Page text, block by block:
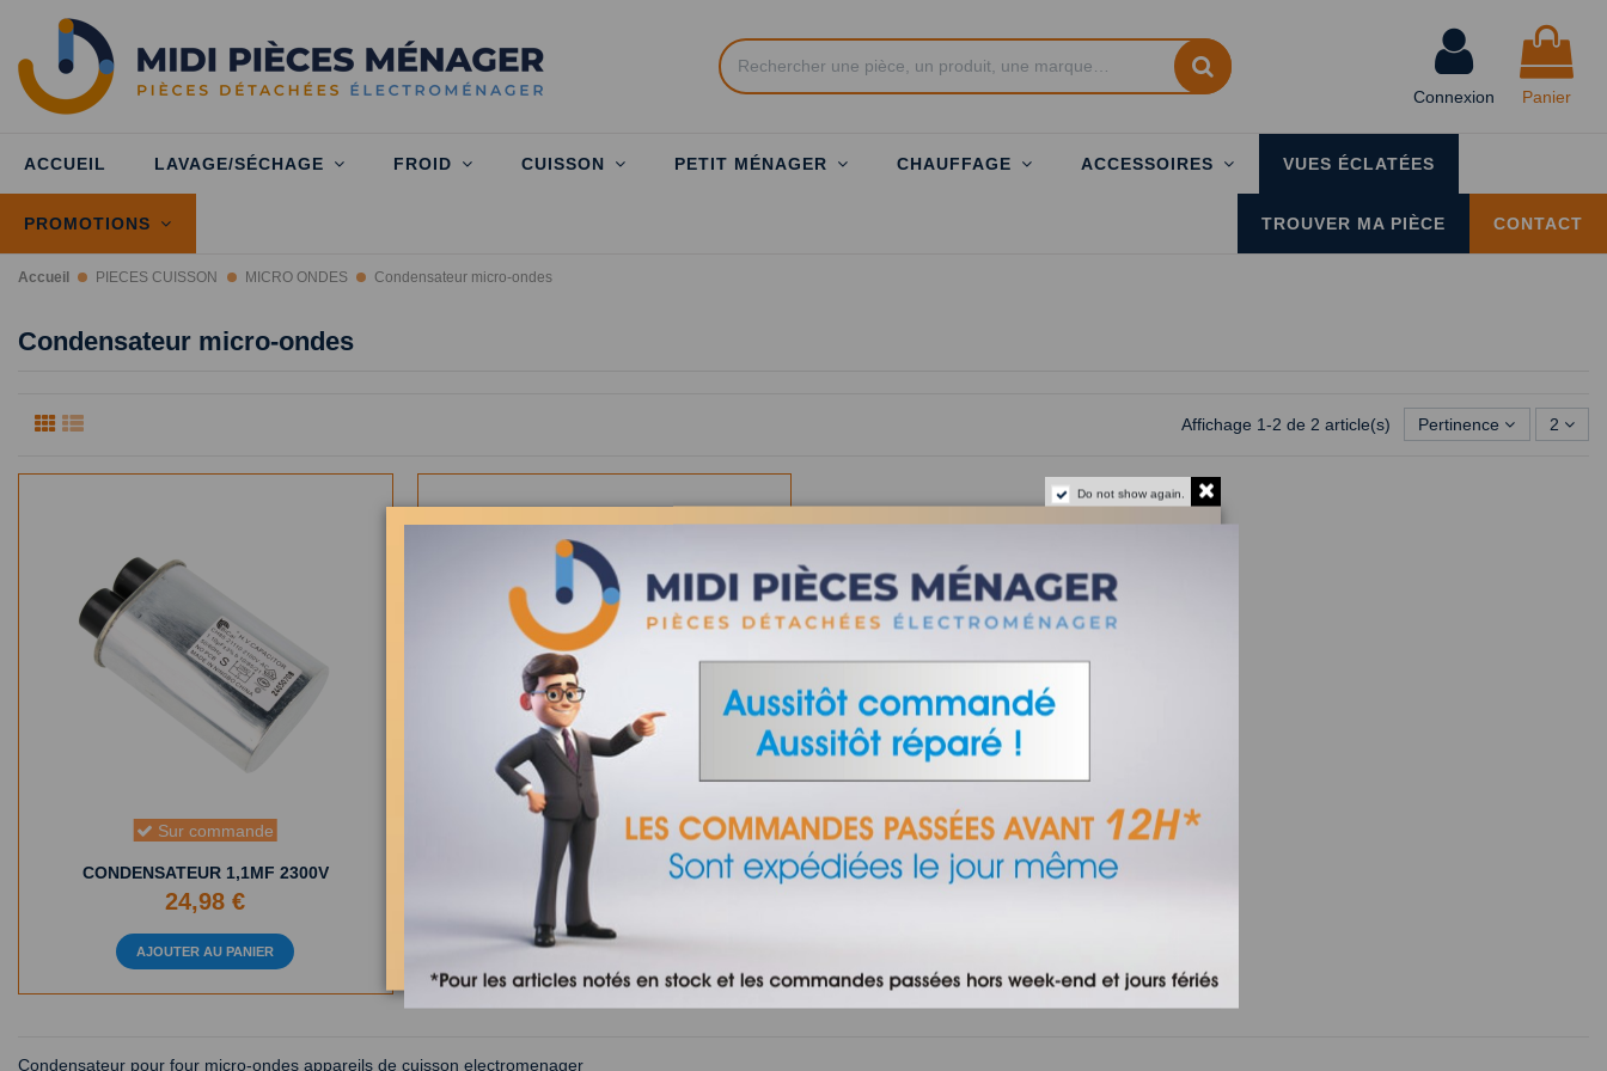
Connexion Panier
ACCUEIL LAVAGE/SÉCHAGE FROID CUISSON PETIT MÉNAGER CHAUFFAGE ACCESSOIRES VUES ÉCLATÉES
PROMOTIONS CONTACT
TROUVER MA PIÈCE
Accueil PIECES CUISSON MICRO ONDES Condensateur micro-ondes
Condensateur micro-ondes
Affichage 1-2 de 2 article(s) Pertinence 2
Sur commande
CONDENSATEUR 1,1MF 2300V
24,98 €
AJOUTER AU PANIER
Sur commande
0,95UF-2100V CONDENSATEUR POUR
MICRO ONDES
18,80 €
AJOUTER AU PANIER
Condensateur pour four micro-ondes appareils de cuisson electromenager
Do not show again.